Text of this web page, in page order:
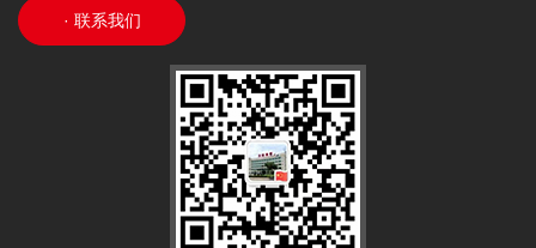
· 联系我们